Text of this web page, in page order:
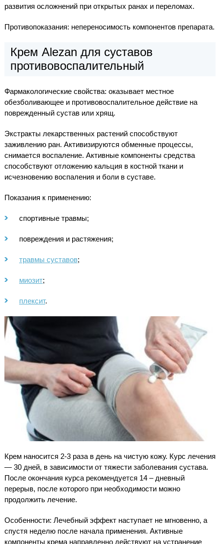
развития осложнений при открытых ранах и переломах.
Противопоказания: непереносимость компонентов препарата.
Крем Alezan для суставов
противовоспалительный
Фармакологические свойства: оказывает местное
обезболивающее и противовоспалительное действие на
поврежденный сустав или хрящ.
Экстракты лекарственных растений способствуют
заживлению ран. Активизируются обменные процессы,
снимается воспаление. Активные компоненты средства
способствуют отложению кальция в костной ткани и
исчезновению воспаления и боли в суставе.
Показания к применению:
спортивные травмы;
повреждения и растяжения;
травмы суставов;
миозит;
плексит.
Крем наносится 2-3 раза в день на чистую кожу. Курс лечения
— 30 дней, в зависимости от тяжести заболевания сустава.
После окончания курса рекомендуется 14 – дневный
перерыв, после которого при необходимости можно
продолжить лечение.
Особенности: Лечебный эффект наступает не мгновенно, а
спустя неделю после начала применения. Активные
компоненты крема направленно действуют на устранение